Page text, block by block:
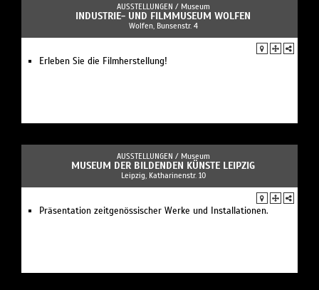
AUSSTELLUNGEN / Museum
INDUSTRIE- UND FILMMUSEUM WOLFEN
Wolfen, Bunsenstr. 4
Erleben Sie die Filmherstellung!
AUSSTELLUNGEN / Museum
MUSEUM DER BILDENDEN KÜNSTE LEIPZIG
Leipzig, Katharinenstr. 10
Präsentation zeitgenössischer Werke und Installationen.